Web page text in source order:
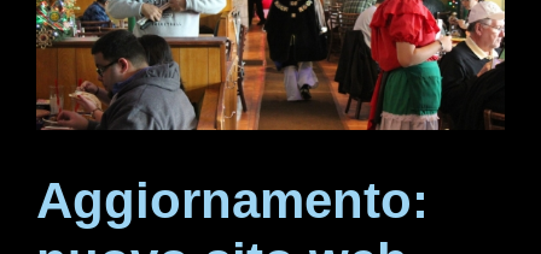
Aggiornamento: